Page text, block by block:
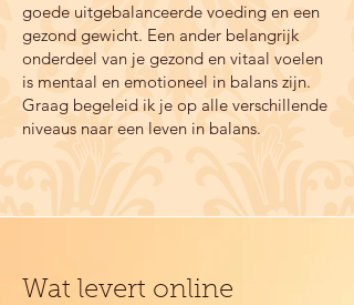
goede uitgebalanceerde voeding en een
gezond gewicht. Een ander belangrijk
onderdeel van je gezond en vitaal voelen
is mentaal en emotioneel in balans zijn.
Graag begeleid ik je op alle verschillende
niveaus naar een leven in balans.
Wat levert online